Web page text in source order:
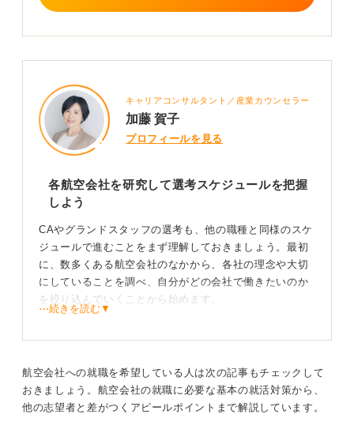
キャリアコンサルタント／産業カウンセラー
加藤 賀子
プロフィールを見る
各航空会社を研究して選考スケジュールを把握
しよう
CAやグランドスタッフの選考も、他の職種と同様のスケ
ジュールで進むことをまず理解しておきましょう。最初
に、数多くある航空会社のなかから、各社の理念や大切
にしていることを調べ、自分がどの会社で働きたいのか
を絞り込んでいくことから始めます。
作成や応募といったスケジュールに進んでいくのが一般
希望の職種を決めてTOEICのように有利になる資格
を取ろう
⋯続きを読む▼
航空会社への就職を希望している人は次の記事もチェックして
おきましょう。航空会社の就職に必要な基本の就活対策から、
他の志望者と差がつくアピールポイントまで解説しています。